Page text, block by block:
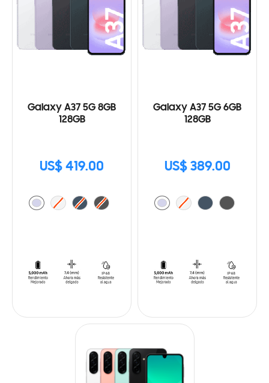
Galaxy A37 5G 8GB
128GB
US$ 419.00
Galaxy A37 5G 6GB
128GB
US$ 389.00